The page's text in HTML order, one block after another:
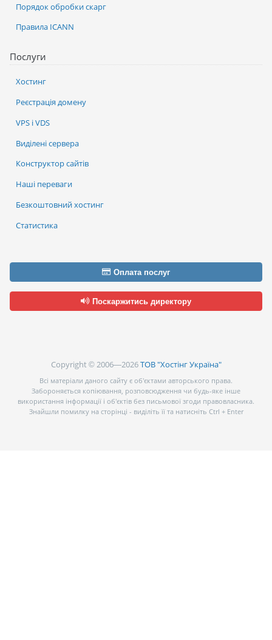
Послуги
Хостинг
Реєстрація домену
VPS і VDS
Виділені сервера
Конструктор сайтів
Наші переваги
Безкоштовний хостинг
Статистика
Порядок обробки скарг
Правила ICANN
Оплата послуг
Поскаржитись директору
Copyright © 2006—2026ТОВ "Хостінг Україна"
Всі матеріали даного сайту є об’єктами авторського права.
Забороняється копіювання, розповсюдження чи будь-яке інше
використання інформації і об’єктів без письмової згоди правовласника.
Знайшли помилку на сторінці - виділіть її та натисніть Ctrl + Enter